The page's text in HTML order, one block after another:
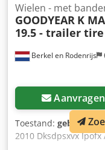
Berkel en Rodenrijs
Wielen - met
GOODYEAR K
19.5 - trailer
Aanvragen
Toestand: gebruikt,
2010 Dksdpsxvx Ipofx